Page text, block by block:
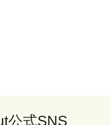
公式SNS